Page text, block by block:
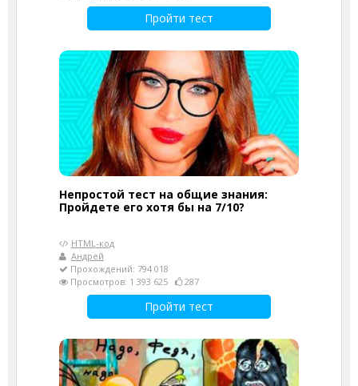
Пройти тест
Непростой тест на общие знания:
Пройдете его хотя бы на 7/10?
HTML-код
Андрей
Прохождений: 794 018
Просмотров: 1 393 625
287
Пройти тест